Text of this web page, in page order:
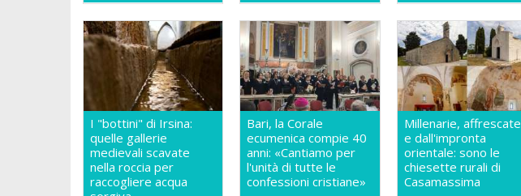
I "bottini" di Irsina:
quelle gallerie
medievali scavate
nella roccia per
raccogliere acqua
Bari, la Corale
ecumenica compie 40
anni: «Cantiamo per
l'unità di tutte le
confessioni cristiane»
Millenarie, affrescate
e dall'impronta
orientale: sono le
chiesette rurali di
Casamassima